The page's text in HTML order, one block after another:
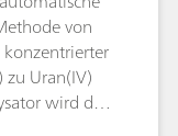
von
zu Uran(IV)
wird das